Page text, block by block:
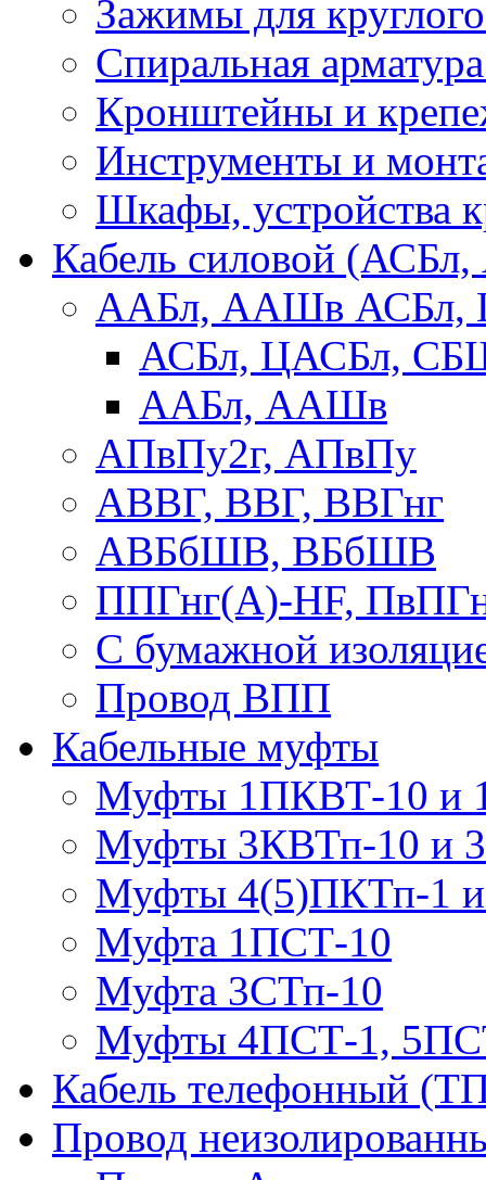
Зажимы для
Спиральная
Кронштейны и
Инструменты и
Шкафы, устройства
Кабель силовой
ААБл, ААШв АСБл,
АСБл, ЦАСБл,
ААБл, ААШв
АПвПу2г, АПвПу
АВВГ, ВВГ, ВВГнг
АВБбШВ, ВБбШВ
ППГнг(А)-HF,
С бумажной
Провод ВПП
Кабельные муфты
Муфты 1ПКВТ-10 и
Муфты 3КВТп-10 и
Муфты 4(5)ПКТп-1
Муфта 1ПСТ-10
Муфта 3СТп-10
Муфты 4ПСТ-1,
Кабель телефонный
Провод